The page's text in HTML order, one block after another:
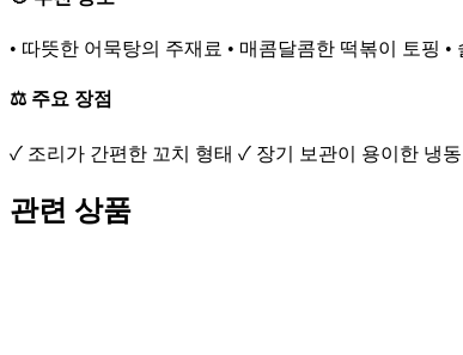
• 따뜻한 어묵탕의 주재료 • 매콤달콤한 떡볶이 토핑
⚖️ 주요 장점
✓ 조리가 간편한 꼬치 형태 ✓ 장기 보관이 용이한 냉
관련 상품